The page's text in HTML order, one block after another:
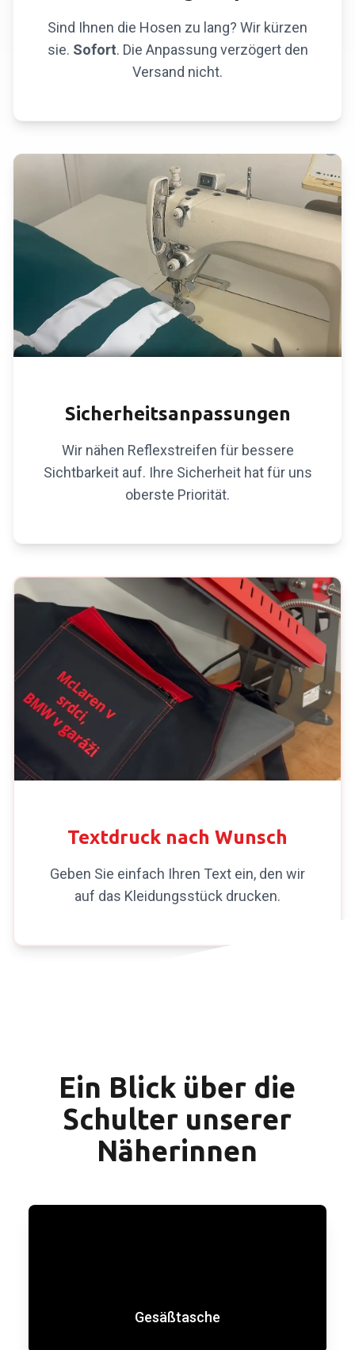
Sind Ihnen die Hosen zu lang? Wir kürzen
sie. Sofort. Die Anpassung verzögert den
Versand nicht.
Sicherheitsanpassungen
Wir nähen Reflexstreifen für bessere
Sichtbarkeit auf. Ihre Sicherheit hat für uns
oberste Priorität.
Textdruck nach Wunsch
Geben Sie einfach Ihren Text ein, den wir
auf das Kleidungsstück drucken.
Ein Blick über die
Schulter unserer
Näherinnen
Gesäßtasche